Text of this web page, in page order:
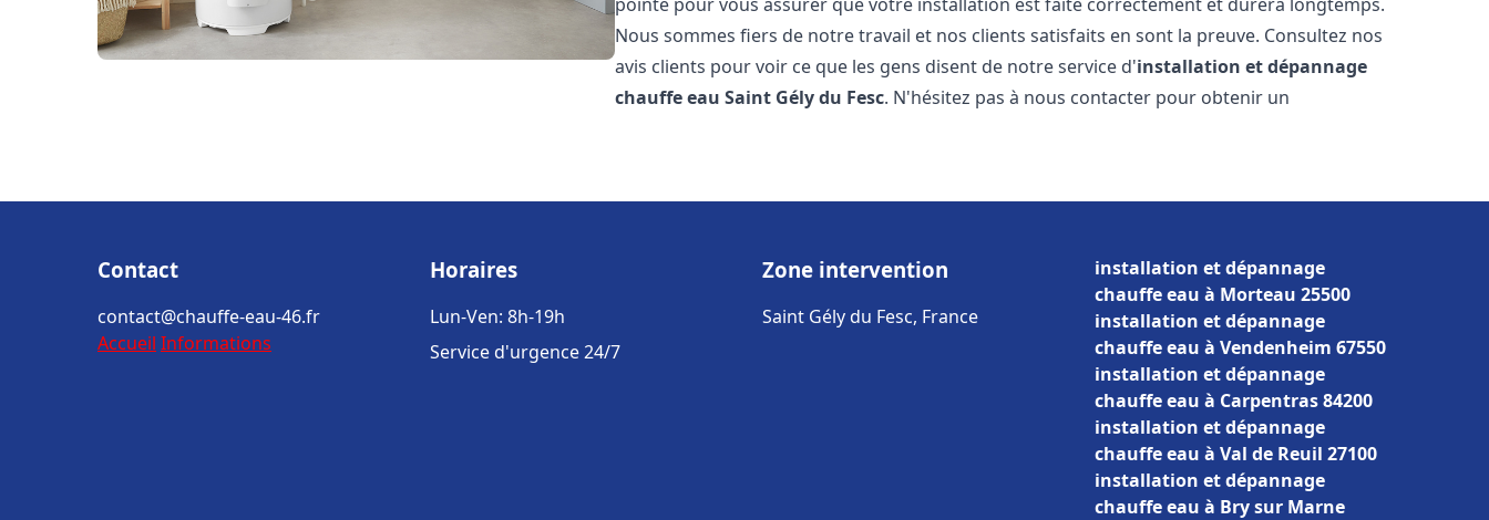
Nous sommes fiers de notre travail et nos clients satisfaits en sont la preuve. Consultez nos
avis clients pour voir ce que les gens disent de notre service d'installation et dépannage
chauffe eau Saint Gély du Fesc. N'hésitez pas à nous contacter pour obtenir un
Contact
contact@chauffe-eau-46.fr
Accueil Informations
Horaires
Lun-Ven: 8h-19h
Service d'urgence 24/7
Zone intervention
Saint Gély du Fesc, France
installation et dépannage
chauffe eau à Morteau 25500
installation et dépannage
chauffe eau à Vendenheim 67550
installation et dépannage
chauffe eau à Carpentras 84200
installation et dépannage
chauffe eau à Val de Reuil 27100
installation et dépannage
chauffe eau à Bry sur Marne